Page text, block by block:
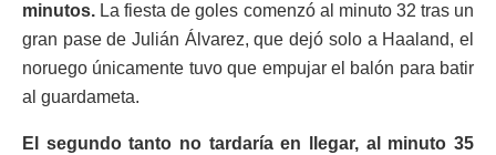
minutos. La fiesta de goles comenzó al minuto 32 tras un
gran pase de Julián Álvarez, que dejó solo a Haaland, el
noruego únicamente tuvo que empujar el balón para batir
al guardameta.
El segundo tanto no tardaría en llegar, al minuto 35